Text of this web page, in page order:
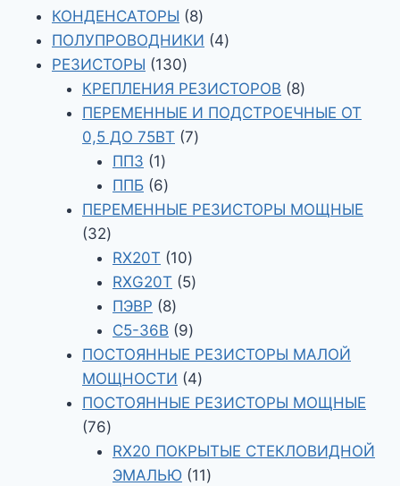
КОНДЕНСАТОРЫ 88
товаров
ПОЛУПРОВОДНИКИ 44
РЕЗИСТОРЫ 130130
товаров
КРЕПЛЕНИЯ РЕЗИСТОРОВ 88
товаров
ПЕРЕМЕННЫЕ И ПОДСТРОЕЧНЫЕ ОТ
0,5 ДО 75ВТ 77
ПП3 11
товар
ППБ 66
товаров
ПЕРЕМЕННЫЕ РЕЗИСТОРЫ МОЩНЫЕ
3232
товара
RX20T 1010
товаров
RXG20T 55
ПЭВР 88
товаров
С5-36В 99
товаров
ПОСТОЯННЫЕ РЕЗИСТОРЫ МАЛОЙ
МОЩНОСТИ
44
товара
ПОСТОЯННЫЕ РЕЗИСТОРЫ МОЩНЫЕ
7676
товаров
RX20 ПОКРЫТЫЕ СТЕКЛОВИДНОЙ
ЭМАЛЬЮ 1111